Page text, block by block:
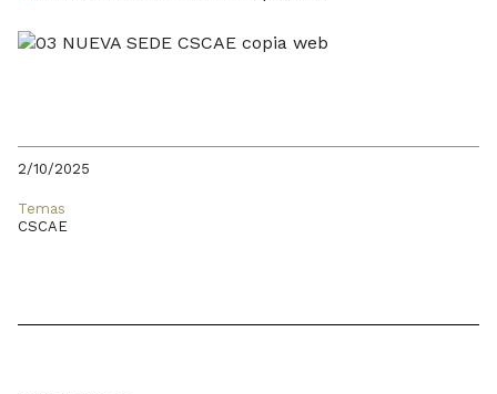
2/10/2025
Temas
CSCAE